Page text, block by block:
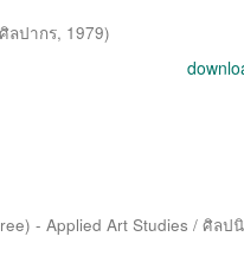
ลปากร, 1979)
- Applied Art Studies / ศิล